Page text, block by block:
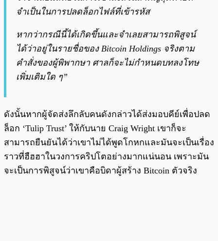
จำเป็นในการปลดล็อกไฟล์ที่เข้ารหัส
หากว่ากรณีนี้ได้เกิดขึ้นและจำเลยสามารถพิสูจน์
ได้ว่าอยู่ในรายชื่อของ Bitcoin Holdings จริงตาม
คำสั่งของผู้พิพากษา ศาลก็จะไม่กำหนดบทลงโทษ
เพิ่มเติมใด ๆ”
ดังนั้นหากผู้จัดส่งลึกลับคนดังกล่าวได้ส่งมอบคีย์เพื่อปลด
ล็อก ‘Tulip Trust’ ให้กับนาย Craig Wright เขาก็จะ
สามารถยืนยันได้ว่าเขาไม่ได้พูดโกหกและมันจะเป็นเรื่อง
ราวที่ฮืฮฮาในวงการคริปโตอย่างมากแน่นอน เพราะมัน
จะเป็นการพิสูจน์ว่าเขาคือบิดาผู้สร้าง Bitcoin ตัวจริง